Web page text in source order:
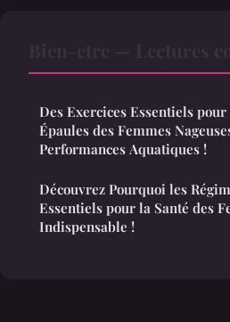
Des Exercices Essentiels
Épaules des Femmes
Performances Aquatiques !
Découvrez Pourquoi les
Essentiels pour la Santé des
Indispensable !